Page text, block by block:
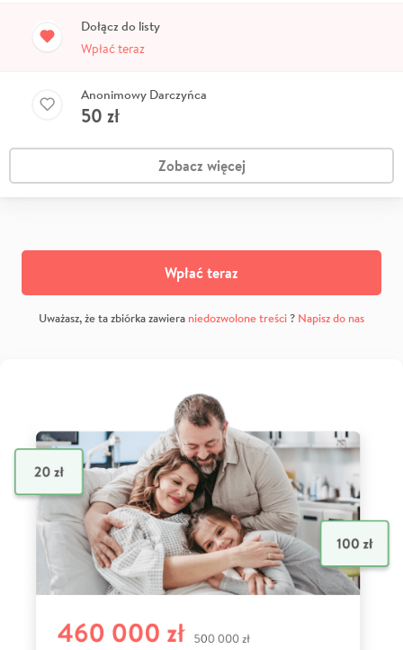
Dołącz do listy
Wpłać teraz
Anonimowy Darczyńca
50 zł
Zobacz więcej
Wpłać teraz
Uważasz, że ta zbiórka zawiera niedozwolone treści? Napisz do nas